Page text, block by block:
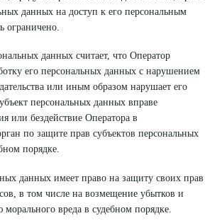
данных на доступ к его персональным
ограничено.
данных считает, что Оператор
его персональных данных с нарушением
или иным образом нарушает его
персональных данных вправе
или бездействие Оператора в
по защите прав субъектов персональных
порядке.
данных имеет право на защиту своих прав
в том числе на возмещение убытков и
вреда в судебном порядке.